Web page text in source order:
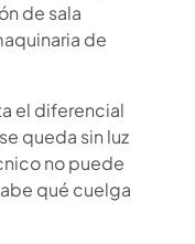
de sala
de
el diferencial
queda sin luz
no puede
qué cuelga